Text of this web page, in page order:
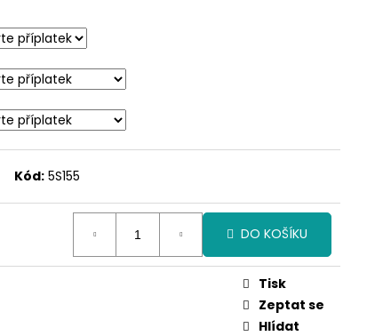
Kód: 5S155
DO KOŠÍKU
Tisk
Zeptat se
Hlídat